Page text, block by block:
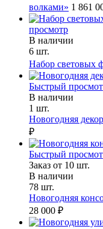
волками» 1 861
просмотр
В наличии
6 шт.
Набор световых
Быстрый
В наличии
1 шт.
Новогодняя
₽
Быстрый
Заказ от 10 шт.
В наличии
78 шт.
Новогодняя
28 000 ₽